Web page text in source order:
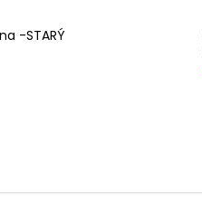
-STARÝ
1 300 Kč